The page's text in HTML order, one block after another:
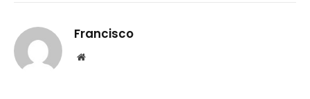
Francisco
Website